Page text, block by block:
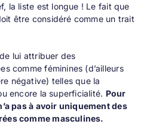
la liste est longue ! Le fait que
être considéré comme un trait
lui attribuer des
comme féminines (d’ailleurs
négative) telles que la
encore la superficialité. Pour
pas à avoir uniquement des
comme masculines.